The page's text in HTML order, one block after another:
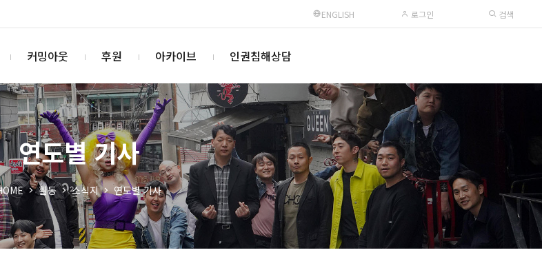
ENGLISH 로그인 검색
커밍아웃 후원 아카이브 인권침해상담
연도별 기사
활동 소식지 연도별 기사